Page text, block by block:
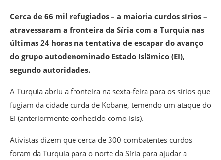
Cerca de 66 mil refugiados – a maioria curdos sírios –
atravessaram a fronteira da Síria com a Turquia nas
últimas 24 horas na tentativa de escapar do avanço
do grupo autodenominado Estado Islâmico (EI),
segundo autoridades.
A Turquia abriu a fronteira na sexta-feira para os sírios que
fugiam da cidade curda de Kobane, temendo um ataque do
EI (anteriormente conhecido como Isis).
Ativistas dizem que cerca de 300 combatentes curdos
foram da Turquia para o norte da Síria para ajudar a